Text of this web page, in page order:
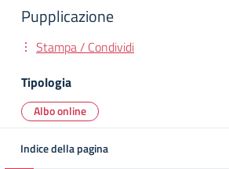
Pupplicazione
Stampa / Condividi
Tipologia
Albo online
Indice della pagina